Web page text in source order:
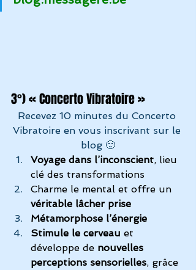
3°) « Concerto Vibratoire »
Recevez 10 minutes du Concerto
Vibratoire en vous inscrivant sur le
blog 🙂
Voyage dans l’inconscient, lieu
clé des transformations
Charme le mental et offre un
véritable lâcher prise
Métamorphose l’énergie
Stimule le cerveau et
développe de nouvelles
perceptions sensorielles, grâce